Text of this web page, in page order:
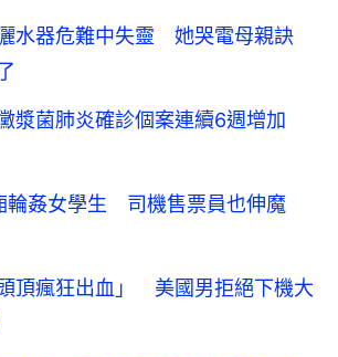
水器危難中失靈 她哭電母親訣
漿菌肺炎確診個案連續6週增加
輪姦女學生 司機售票員也伸魔
頂瘋狂出血」 美國男拒絕下機大